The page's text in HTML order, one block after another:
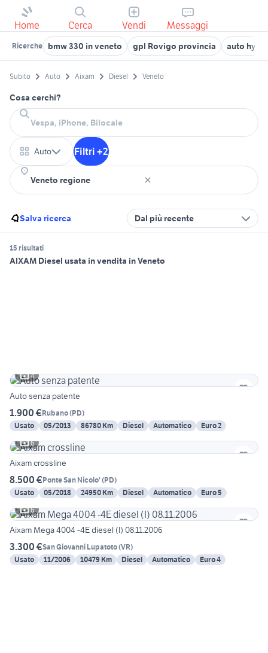
Home Cerca Vendi Messaggi
Ricerche bmw 330 in veneto gpl Rovigo provincia auto
Subito Auto Aixam Diesel Veneto
Cosa cerchi?
Auto Filtri +2
Salva ricerca Dal più recente
15 risultati
AIXAM Diesel usata in vendita in Veneto
4
Auto senza patente
1.900 €Rubano(PD)
Usato
05/2013 86780 Km Diesel Automatico
Euro 2
6
Aixam crossline
8.500 €Ponte San Nicolo' (PD)
Usato
05/2018 24950 Km Diesel Automatico
Euro 5
6
Aixam Mega 4004 -4E diesel (I) 08.11.2006
3.300 €San Giovanni Lupatoto(VR)
Usato
11/2006 10479 Km Diesel Automatico Euro 4